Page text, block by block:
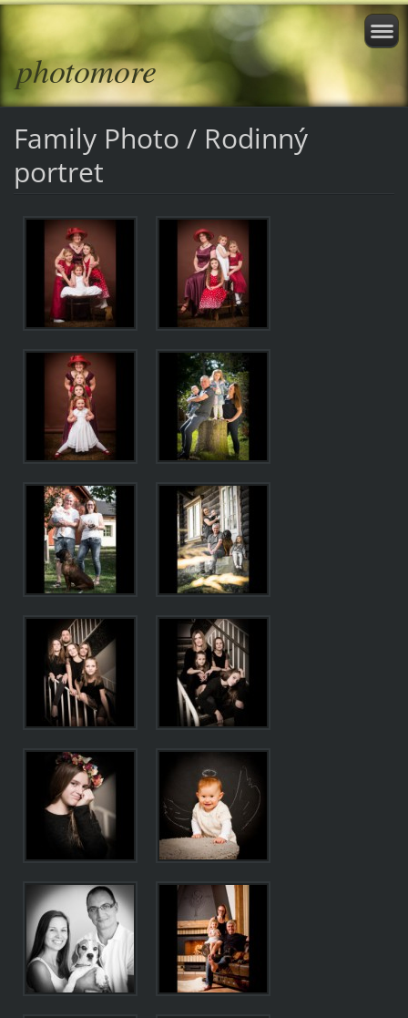
photomore
Family Photo / Rodinný
portret